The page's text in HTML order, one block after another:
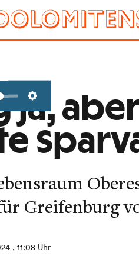
Settings
ja,
Greifenburg
, 11:08 Uhr